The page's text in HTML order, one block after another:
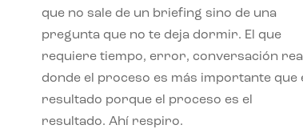
que no sale de un briefing sino de una
pregunta que no te deja dormir. El que
requiere tiempo, error, conversación
donde el proceso es más importante que
resultado porque el proceso es el
resultado. Ahí respiro.